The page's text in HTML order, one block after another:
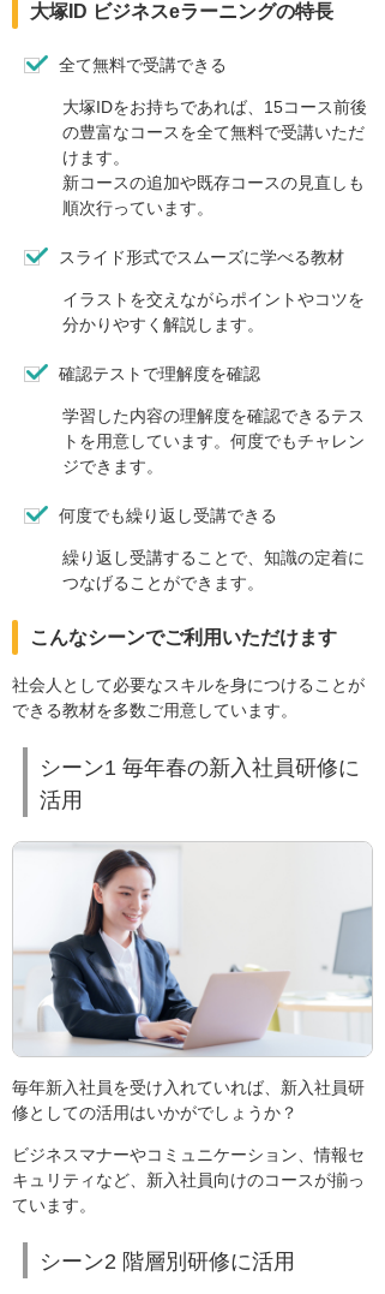
大塚ID ビジネスeラーニングの特長
全て無料で受講できる
大塚IDをお持ちであれば、15コース前後
の豊富なコースを全て無料で受講いただ
けます。
新コースの追加や既存コースの見直しも
順次行っています。
スライド形式でスムーズに学べる教材
イラストを交えながらポイントやコツを
分かりやすく解説します。
確認テストで理解度を確認
学習した内容の理解度を確認できるテス
トを用意しています。何度でもチャレン
ジできます。
何度でも繰り返し受講できる
繰り返し受講することで、知識の定着に
つなげることができます。
こんなシーンでご利用いただけます
社会人として必要なスキルを身につけることが
できる教材を多数ご用意しています。
シーン1 毎年春の新入社員研修に
活用
毎年新入社員を受け入れていれば、新入社員研
修としての活用はいかがでしょうか？
ビジネスマナーやコミュニケーション、情報セ
キュリティなど、新入社員向けのコースが揃っ
ています。
シーン2 階層別研修に活用